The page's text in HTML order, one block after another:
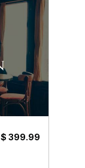
$ 399.99